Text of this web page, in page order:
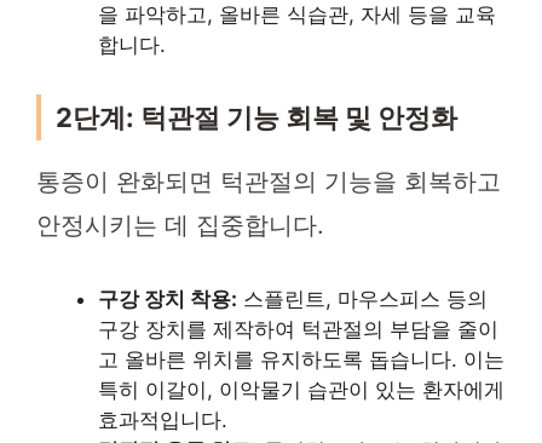
을 파악하고, 올바른 식습관, 자세 등을 교육
합니다.
2단계: 턱관절 기능 회복 및 안정화
통증이 완화되면 턱관절의 기능을 회복하고
안정시키는 데 집중합니다.
구강 장치 착용: 스플린트, 마우스피스 등의
구강 장치를 제작하여 턱관절의 부담을 줄이
고 올바른 위치를 유지하도록 돕습니다. 이는
특히 이갈이, 이악물기 습관이 있는 환자에게
효과적입니다.